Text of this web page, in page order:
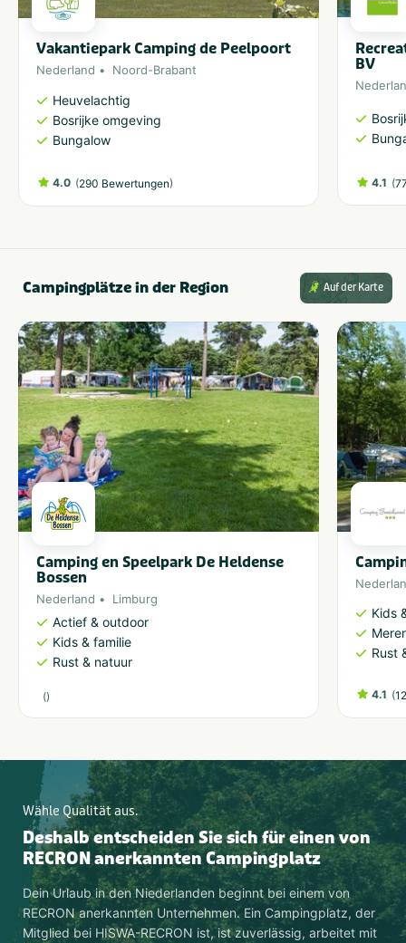
Vakantiepark Camping de Peelpoort
Nederland Noord-Brabant
Heuvelachtig
Bosrijke omgeving
Bungalow
4.0 (290 Bewertungen)
BV
4.1 (
Campingplätze in der Region Auf der Karte
Camping en Speelpark De Heldense
Bossen
Nederland Limburg
Actief & outdoor
Kids & familie
Rust & natuur
()
Kids
Rust
4.1 (
Wähle Qualität aus.
Deshalb entscheiden Sie sich für einen von
RECRON anerkannten Campingplatz
Dein Urlaub in den Niederlanden beginnt bei einem von
RECRON anerkannten Unternehmen. Ein Campingplatz, der
Mitglied bei HISWA-RECRON ist, ist zuverlässig, arbeitet mit